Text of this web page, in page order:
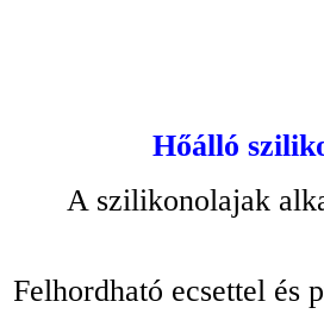
Hőálló
A szilikonolajak
Felhordható ecsettel és